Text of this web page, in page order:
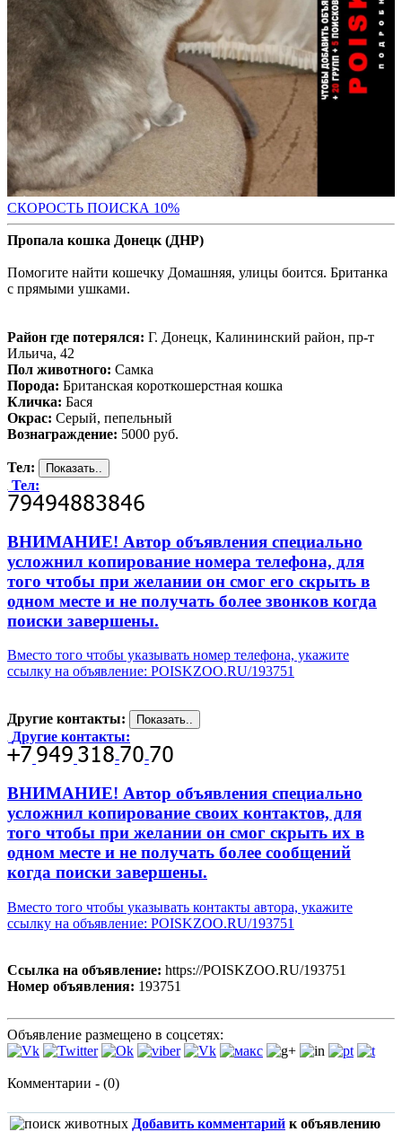
СКОРОСТЬ ПОИСКА 10%
Пропала кошка Донецк (ДНР)
Помогите найти кошечку Домашняя, улицы боится. Британка
с прямыми ушками.
Район где потерялся: Г. Донецк, Калининский район, пр-т
Ильича, 42
Пол животного: Самка
Порода: Британская короткошерстная кошка
Кличка: Бася
Окрас: Серый, пепельный
Вознаграждение: 5000 руб.
Тел:
Тел:
ВНИМАНИЕ! Автор объявления специально
усложнил копирование номера телефона, для
того чтобы при желании он смог его скрыть в
одном месте и не получать более звонков когда
поиски завершены.
Вместо того чтобы указывать номер телефона, укажите
ссылку на объявление: POISKZOO.RU/193751
Другие контакты:
Другие контакты:
-
-
ВНИМАНИЕ! Автор объявления специально
усложнил копирование своих контактов, для
того чтобы при желании он смог скрыть их в
одном месте и не получать более сообщений
когда поиски завершены.
Вместо того чтобы указывать контакты автора, укажите
ссылку на объявление: POISKZOO.RU/193751
Ссылка на объявление: https://POISKZOO.RU/193751
Номер объявления: 193751
Объявление размещено в соцсетях:
Комментарии - (0)
Добавить комментарий к объявлению